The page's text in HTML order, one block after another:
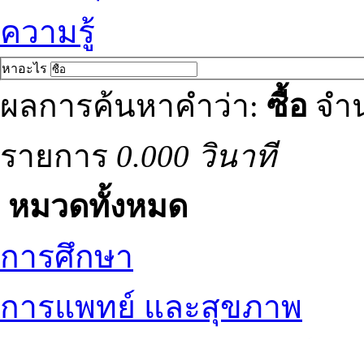
ความรู้
หาอะไร
ผลการค้นหาคำว่า: ซื้อ จำ
รายการ 0.000 วินาที
หมวดทั้งหมด
การศึกษา
การแพทย์ และสุขภาพ